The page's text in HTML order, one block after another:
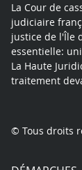
La Cour de
judiciaire
justice de l'Île
essentielle:
La Haute
traitement
© Tous droits